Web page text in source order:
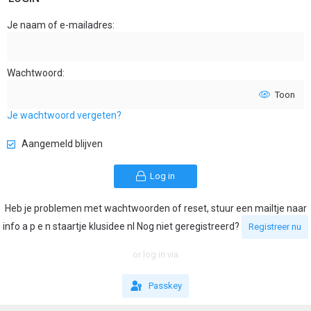
Je naam of e-mailadres
Wachtwoord
Toon
Je wachtwoord vergeten?
Aangemeld blijven
Log in
Heb je problemen met wachtwoorden of reset, stuur een mailtje naar
info a p e n staartje klusidee nl Nog niet geregistreerd?
Registreer nu
or log in via
Passkey